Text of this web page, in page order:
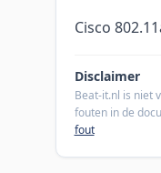
Cisco
Disclaimer
Beat-it.nl is niet
fouten in de
fout